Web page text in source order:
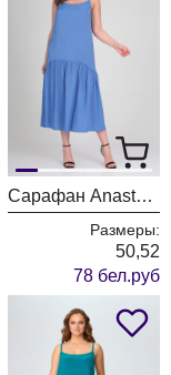
Сарафан Anastasia 879/василек
Размеры:
50,52
78 бел.руб